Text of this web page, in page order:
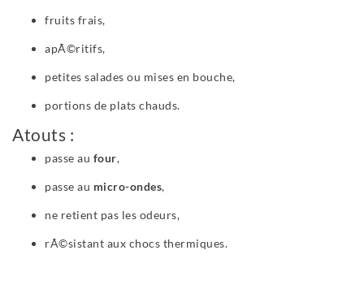
fruits frais,
apÃ©ritifs,
petites salades ou mises en bouche,
portions de plats chauds.
Atouts :
passe au four,
passe au micro-ondes,
ne retient pas les odeurs,
rÃ©sistant aux chocs thermiques.